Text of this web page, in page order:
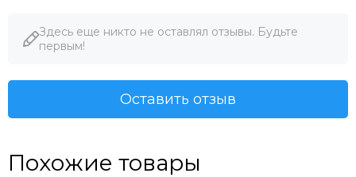
Здесь еще никто не оставлял отзывы. Будьте
первым!
Оставить отзыв
Похожие товары